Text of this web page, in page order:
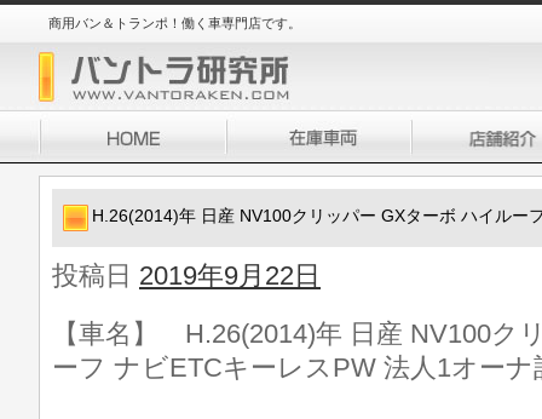
商用バン＆トランポ！働く車専門店です。
H.26(2014)年 日産 NV100クリッパー GXターボ ハイルー
投稿日 2019年9月22日
【車名】 H.26(2014)年 日産 NV100ク
ーフ ナビETCキーレスPW 法人1オーナ